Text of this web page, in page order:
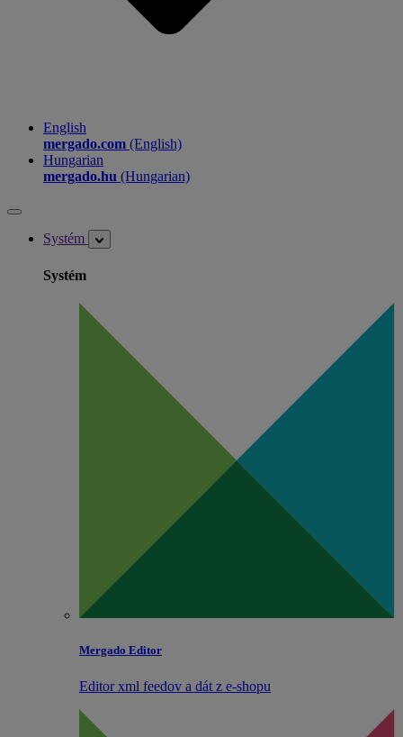
English
mergado.com (English)
Hungarian
mergado.hu (Hungarian)
Systém
Systém
Mergado Editor
Editor xml feedov a dát z e‑shopu